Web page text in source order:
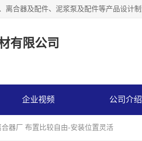
有限公司
企业视频 公司介绍
器厂 布置比较自由-安装位置灵活